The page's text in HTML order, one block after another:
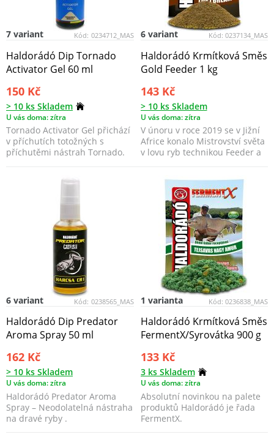
Kód: 0234712_MAS
7 variant
Haldorádó Dip Tornado
Activator Gel 60 ml
150 Kč
> 10 ks Skladem
U vás doma: zítra
Tornado Activator Gel přichází
v příchutích totožných s
příchutěmi nástrah Tornado.
Kód: 0237134_MAS
6 variant
Haldorádó Krmítková Směs
Gold Feeder 1 kg
143 Kč
> 10 ks Skladem
U vás doma: zítra
V únoru v roce 2019 se v Jižní
Africe konalo Mistrovství světa
v lovu ryb technikou Feeder a
Kód: 0238565_MAS
6 variant
Haldorádó Dip Predator
Aroma Spray 50 ml
162 Kč
> 10 ks Skladem
U vás doma: zítra
Haldorádó Predator Aroma
Spray – Neodolatelná nástraha
na dravé ryby .
Kód: 0236838_MAS
1 varianta
Haldorádó Krmítková Směs
FermentX/Syrovátka 900 g
133 Kč
3 ks Skladem
U vás doma: zítra
Absolutní novinkou na palete
produktů Haldorádó je řada
FermentX.